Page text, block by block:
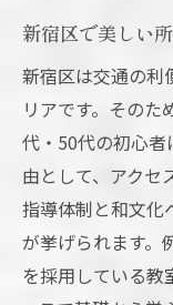
新宿区で美しい
新宿区は交通の利
リアです。その
代・50代の初心
由として、アクセ
指導体制と和文化
が挙げられます。
を採用している